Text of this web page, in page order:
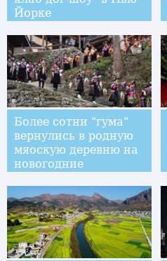
Йорке
Более сотни "гума"
вернулись в родную
мяоскую деревню на
новогодние